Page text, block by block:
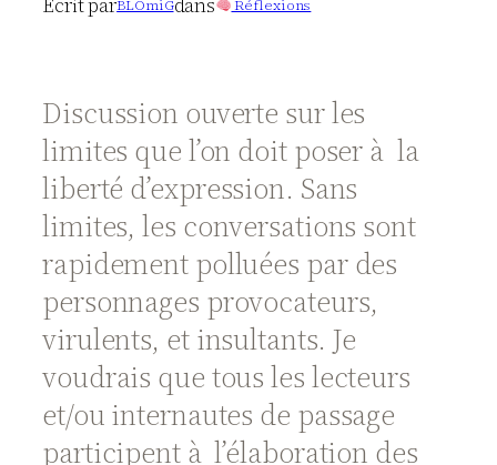
Écrit parBLOmiGdans Réflexions
Discussion ouverte sur les
limites que l’on doit poser à la
liberté d’expression. Sans
limites, les conversations sont
rapidement polluées par des
personnages provocateurs,
virulents, et insultants. Je
voudrais que tous les lecteurs
et/ou internautes de passage
participent à l’élaboration des